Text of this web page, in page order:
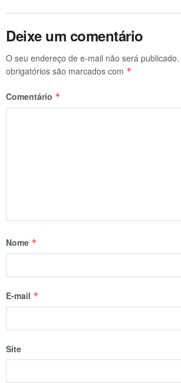
Deixe um comentário
O seu endereço de e-mail não será publicado.
obrigatórios são marcados com *
Comentário *
Nome *
E-mail *
Site